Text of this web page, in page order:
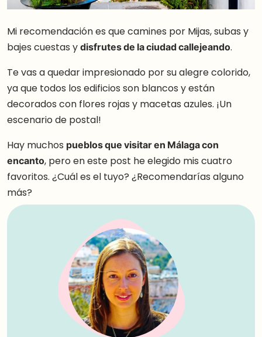
Mi recomendación es que camines por Mijas, subas y
bajes cuestas ydisfrutes de la ciudad callejeando.
Te vas a quedar impresionado por su alegre colorido,
ya que todos los edificios son blancos y están
decorados con flores rojas y macetas azules. ¡Un
escenario de postal!
Hay muchos pueblos que visitar en Málaga con
encanto, pero en este post he elegido mis cuatro
favoritos. ¿Cuál es el tuyo? ¿Recomendarías alguno
más?